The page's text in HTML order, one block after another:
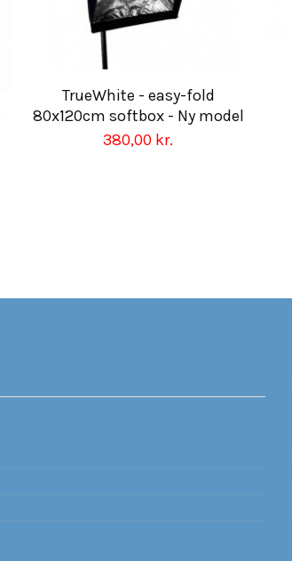
TrueWhite - easy-fold
80x120cm softbox - Ny model
380,00 kr.